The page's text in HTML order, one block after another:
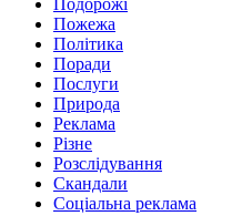
Подорожі
Пожежа
Політика
Поради
Послуги
Природа
Реклама
Різне
Розслідування
Скандали
Соціальна реклама